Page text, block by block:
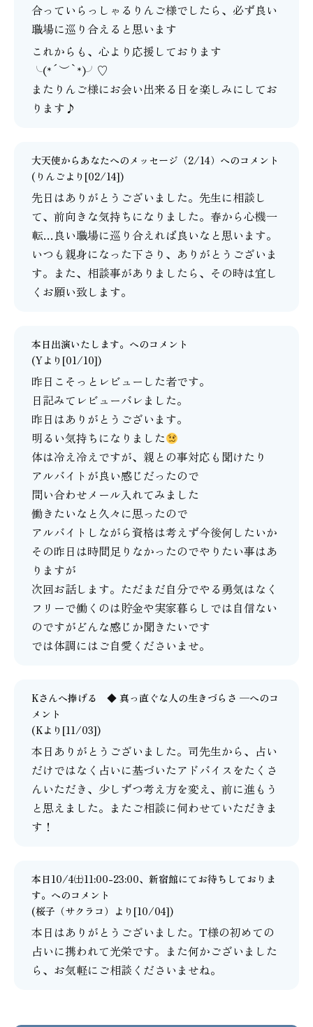
合っていらっしゃるりんご様でしたら、必ず良い
職場に巡り合えると思います
これからも、心より応援しております
╰(*´︶`*)╯♡
またりんご様にお会い出来る日を楽しみにしてお
ります♪
大天使からあなたへのメッセージ（2/14） へのコメント
(りんごより[02/14])
先日はありがとうございました。先生に相談し
て、前向きな気持ちになりました。春から心機一
転…良い職場に巡り合えれば良いなと思います。
いつも親身になった下さり、ありがとうございま
す。また、相談事がありましたら、その時は宜し
くお願い致します。
本日出演いたします。 へのコメント
(Yより[01/10])
昨日こそっとレビューした者です。
日記みてレビューバレました。
昨日はありがとうございます。
明るい気持ちになりました
体は冷え冷えですが、親との事対応も聞けたり
アルバイトが良い感じだったので
問い合わせメール入れてみました
働きたいなと久々に思ったので
アルバイトしながら資格は考えず今後何したいか
その昨日は時間足りなかったのでやりたい事はあ
りますが
次回お話します。ただまだ自分でやる勇気はなく
フリーで働くのは貯金や実家暮らしでは自信ない
のですがどんな感じか聞きたいです
では体調にはご自愛くださいませ。
Kさんへ捧げる ◆ 真っ直ぐな人の生きづらさ ─へのコ
メント
(Kより[11/03])
本日ありがとうございました。司先生から、占い
だけではなく占いに基づいたアドバイスをたくさ
んいただき、少しずつ考え方を変え、前に進もう
と思えました。またご相談に伺わせていただきま
す！
本日10/4㈯11:00-23:00、新宿館にてお待ちしておりま
す。 へのコメント
(桜子（サクラコ） より[10/04])
本日はありがとうございました。T様の初めての
占いに携われて光栄です。また何かございました
ら、お気軽にご相談くださいませね。